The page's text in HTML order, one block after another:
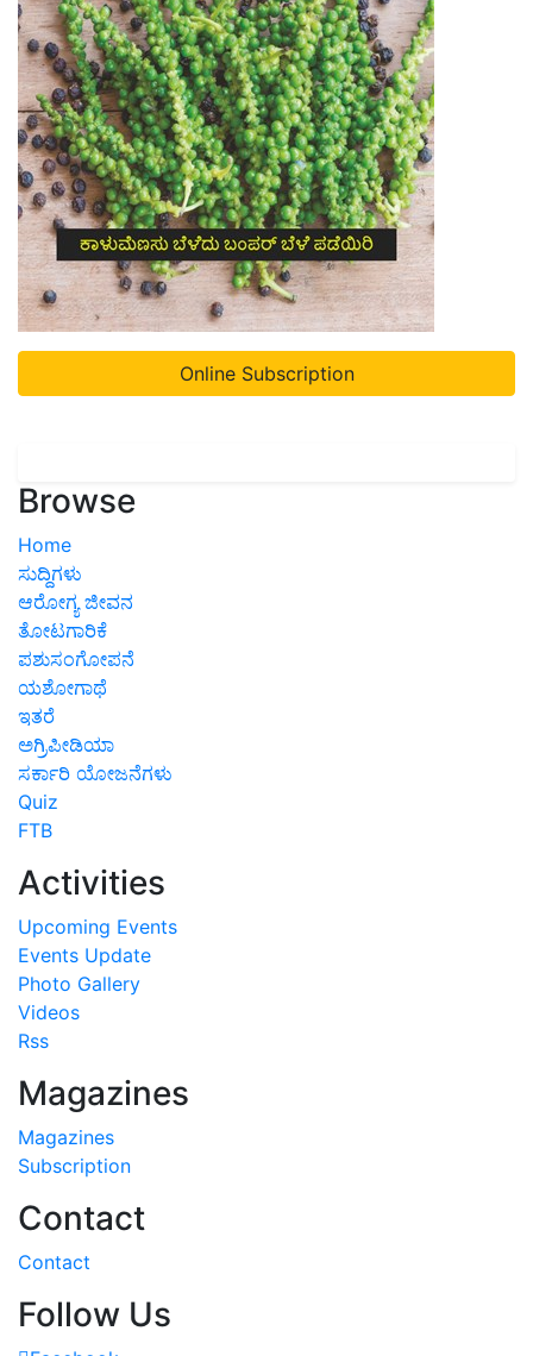
Online Subscription
Browse
Home
ಸುದ್ದಿಗಳು
ಆರೋಗ್ಯ ಜೀವನ
ತೋಟಗಾರಿಕೆ
ಪಶುಸಂಗೋಪನೆ
ಯಶೋಗಾಥೆ
ಇತರೆ
ಅಗ್ರಿಪೀಡಿಯಾ
ಸರ್ಕಾರಿ ಯೋಜನೆಗಳು
Quiz
FTB
Activities
Upcoming Events
Events Update
Photo Gallery
Videos
Rss
Magazines
Magazines
Subscription
Contact
Contact
Follow Us